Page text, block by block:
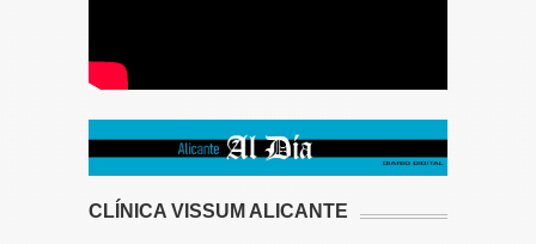
CLÍNICA VISSUM ALICANTE